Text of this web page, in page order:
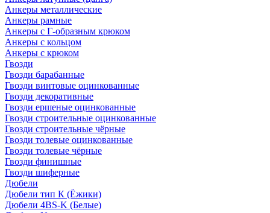
Анкеры металлические
Анкеры рамные
Анкеры с Г-образным крюком
Анкеры с кольцом
Анкеры с крюком
Гвозди
Гвозди барабанные
Гвозди винтовые оцинкованные
Гвозди декоративные
Гвозди ершеные оцинкованные
Гвозди строительные оцинкованные
Гвозди строительные чёрные
Гвозди толевые оцинкованные
Гвозди толевые чёрные
Гвозди финишные
Гвозди шиферные
Дюбели
Дюбели тип К (Ёжики)
Дюбели 4BS-K (Белые)